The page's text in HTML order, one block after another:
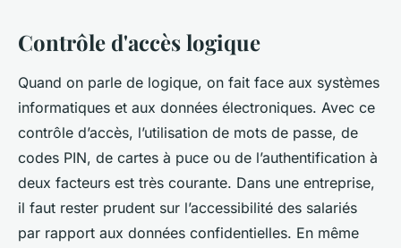
Contrôle d'accès logique
Quand on parle de logique, on fait face aux systèmes
informatiques et aux données électroniques. Avec ce
contrôle d’accès, l’utilisation de mots de passe, de
codes PIN, de cartes à puce ou de l’authentification à
deux facteurs est très courante. Dans une entreprise,
il faut rester prudent sur l’accessibilité des salariés
par rapport aux données confidentielles. En même